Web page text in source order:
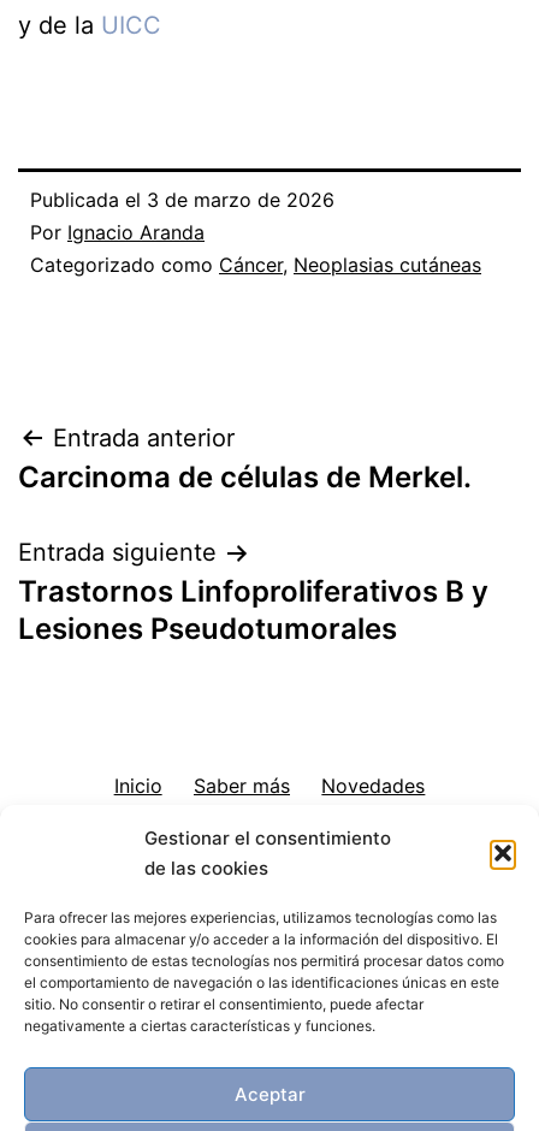
Gestionar el consentimiento
de las cookies
Para ofrecer las mejores experiencias, utilizamos tecnologías como las
cookies para almacenar y/o acceder a la información del dispositivo. El
consentimiento de estas tecnologías nos permitirá procesar datos como
el comportamiento de navegación o las identificaciones únicas en este
sitio. No consentir o retirar el consentimiento, puede afectar
negativamente a ciertas características y funciones.
Aceptar
y de la UICC
Publicada el 3 de marzo de 2026
Por Ignacio Aranda
Categorizado como Cáncer, Neoplasias cutáneas
Navegación
de
entradas
Entrada anterior
Carcinoma de células de Merkel.
Entrada siguiente
Trastornos Linfoproliferativos B y
Lesiones Pseudotumorales
Inicio Saber más Novedades
Cartera de Servicios Contacto
© Instituto de Patología Alicante (IPA) 2026